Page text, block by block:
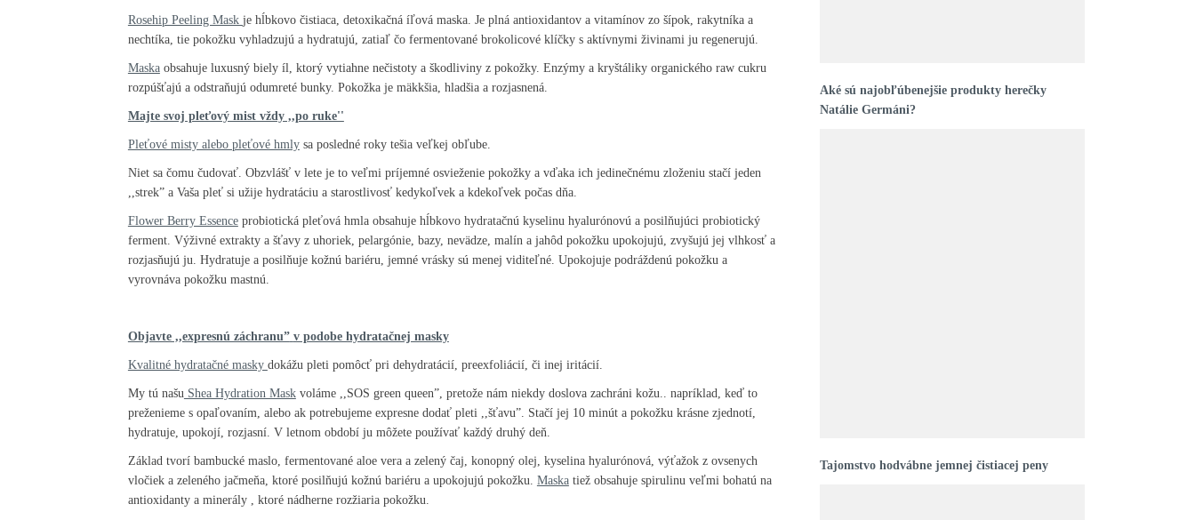
Rosehip Peeling Mask je hĺbkovo čistiaca, detoxikačná íľová maska. Je plná antioxidantov a vitamínov zo šípok, rakytníka a
nechtíka, tie pokožku vyhladzujú a hydratujú, zatiaľ čo fermentované brokolicové klíčky s aktívnymi živinami ju regenerujú.
Maskaobsahuje luxusný biely íl, ktorý vytiahne nečistoty a škodliviny z pokožky. Enzýmy a kryštáliky organického raw cukru
rozpúšťajú a odstraňujú odumreté bunky. Pokožka je mäkkšia, hladšia a rozjasnená.
Majte svoj pleťový mist vždy ,,po ruke''
Pleťové misty alebo pleťové hmlysa posledné roky tešia veľkej obľube.
Niet sa čomu čudovať. Obzvlášť v lete je to veľmi príjemné osvieženie pokožky a vďaka ich jedinečnému zloženiu stačí jeden
,,strek” a Vaša pleť si užije hydratáciu a starostlivosť kedykoľvek a kdekoľvek počas dňa.
Flower Berry Essenceprobiotická pleťová hmla obsahuje hĺbkovo hydratačnú kyselinu hyalurónovú a posilňujúci probiotický
ferment. Výživné extrakty a šťavy z uhoriek, pelargónie, bazy, nevädze, malín a jahôd pokožku upokojujú, zvyšujú jej vlhkosť a
rozjasňujú ju. Hydratuje a posilňuje kožnú bariéru, jemné vrásky sú menej viditeľné. Upokojuje podráždenú pokožku a
vyrovnáva pokožku mastnú.
Objavte ,,expresnú záchranu” v podobe hydratačnej masky
Kvalitné hydratačné masky dokážu pleti pomôcť pri dehydratácií, preexfoliácií, či inej iritácií.
My tú našu Shea Hydration Maskvoláme ,,SOS green queen”, pretože nám niekdy doslova zachráni kožu.. napríklad, keď to
preženieme s opaľovaním, alebo ak potrebujeme expresne dodať pleti ,,šťavu”. Stačí jej 10 minút a pokožku krásne zjednotí,
hydratuje, upokojí, rozjasní. V letnom období ju môžete používať každý druhý deň.
Základ tvorí bambucké maslo, fermentované aloe vera a zelený čaj, konopný olej, kyselina hyalurónová, výťažok z ovsenych
vločiek a zeleného jačmeňa, ktoré posilňujú kožnú bariéru a upokojujú pokožku. Maskatiež obsahuje spirulinu veľmi bohatú na
antioxidanty a minerály , ktoré nádherne rozžiaria pokožku.
Aké sú najobľúbenejšie produkty herečky
Natálie Germáni?
Tajomstvo hodvábne jemnej čistiacej peny